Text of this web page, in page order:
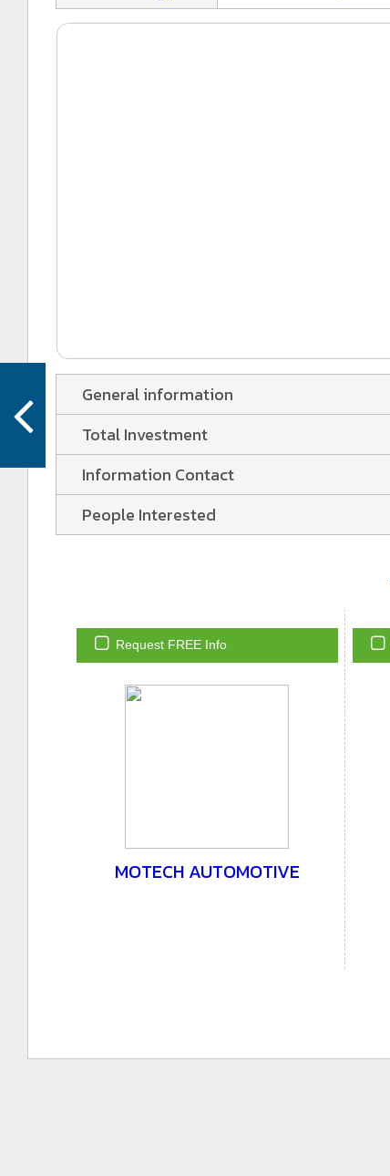
General information
Total Investment
Information Contact
People Interested
Request FREE Info
MOTECH AUTOMOTIVE